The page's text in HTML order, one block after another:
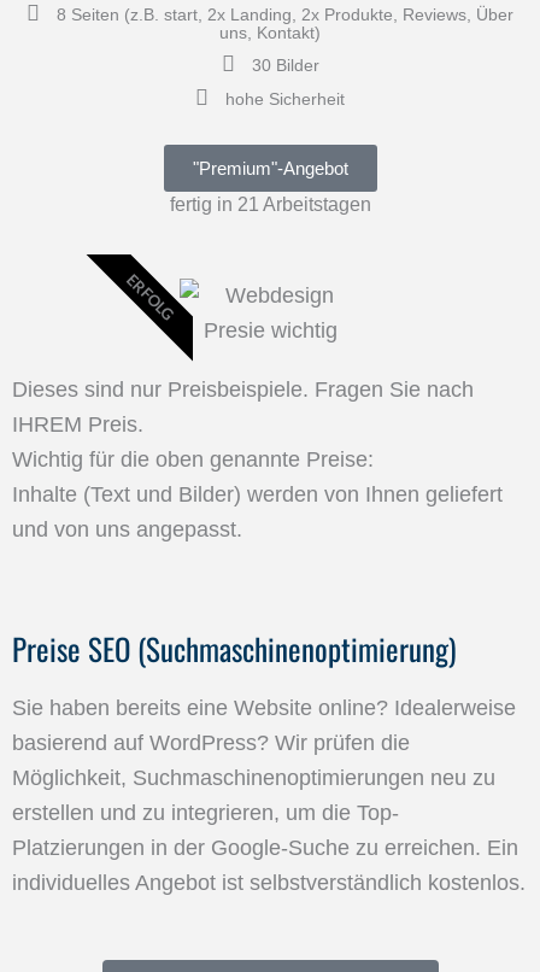
8 Seiten (z.B. start, 2x Landing, 2x Produkte, Reviews, Über
uns, Kontakt)
30 Bilder
hohe Sicherheit
"Premium"-Angebot
fertig in 21 Arbeitstagen
ERFOLG
Dieses sind nur Preisbeispiele. Fragen Sie nach
IHREM Preis.
Wichtig für die oben genannte Preise:
Inhalte (Text und Bilder) werden von Ihnen geliefert
und von uns angepasst.
Preise SEO (Suchmaschinenoptimierung)
Sie haben bereits eine Website online? Idealerweise
basierend auf WordPress? Wir prüfen die
Möglichkeit, Suchmaschinenoptimierungen neu zu
erstellen und zu integrieren, um die Top-
Platzierungen in der Google-Suche zu erreichen. Ein
individuelles Angebot ist selbstverständlich kostenlos.